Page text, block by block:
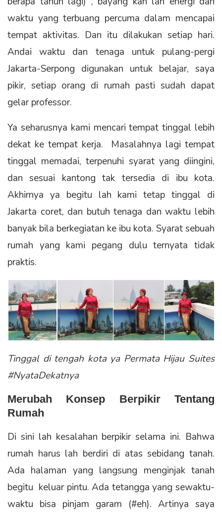
waktu yang terbuang percuma dalam mencapai
tempat aktivitas. Dan itu dilakukan setiap hari.
Andai waktu dan tenaga untuk pulang-pergi
Jakarta-Serpong digunakan untuk belajar, saya
pikir, setiap orang di rumah pasti sudah dapat
gelar professor.
Ya seharusnya kami mencari tempat tinggal lebih
dekat ke tempat kerja. Masalahnya lagi tempat
tinggal memadai, terpenuhi syarat yang diingini,
dan sesuai kantong tak tersedia di ibu kota.
Akhirnya ya begitu lah kami tetap tinggal di
Jakarta coret, dan butuh tenaga dan waktu lebih
banyak bila berkegiatan ke ibu kota. Syarat sebuah
rumah yang kami pegang dulu ternyata tidak
praktis.
Tinggal di tengah kota ya Permata Hijau Suites
#NyataDekatnya
Merubah Konsep Berpikir Tentang
Rumah
Di sini lah kesalahan berpikir selama ini. Bahwa
rumah harus lah berdiri di atas sebidang tanah.
Ada halaman yang langsung menginjak tanah
begitu keluar pintu. Ada tetangga yang sewaktu-
waktu bisa pinjam garam (#eh). Artinya saya